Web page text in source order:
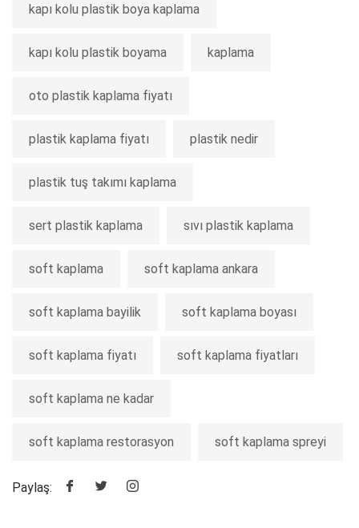
kapı kolu plastik boya kaplama
kapı kolu plastik boyama kaplama
oto plastik kaplama fiyatı
plastik kaplama fiyatı plastik nedir
plastik tuş takımı kaplama
sert plastik kaplama sıvı plastik kaplama
soft kaplama soft kaplama ankara
soft kaplama bayilik soft kaplama boyası
soft kaplama fiyatı soft kaplama fiyatları
soft kaplama ne kadar
soft kaplama restorasyon soft kaplama spreyi
Paylaş: